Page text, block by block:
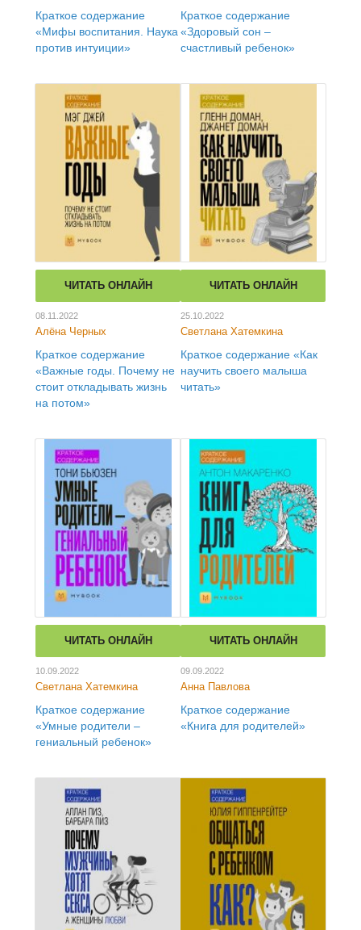
Краткое содержание
«Мифы воспитания. Наука
против интуиции»
Краткое содержание
«Здоровый сон –
счастливый ребенок»
ЧИТАТЬ ОНЛАЙН
08.11.2022
Алёна Черных
Краткое содержание
«Важные годы. Почему не
стоит откладывать жизнь
на потом»
ЧИТАТЬ ОНЛАЙН
25.10.2022
Светлана Хатемкина
Краткое содержание «Как
научить своего малыша
читать»
ЧИТАТЬ ОНЛАЙН
10.09.2022
Светлана Хатемкина
Краткое содержание
«Умные родители –
гениальный ребенок»
ЧИТАТЬ ОНЛАЙН
09.09.2022
Анна Павлова
Краткое содержание
«Книга для родителей»